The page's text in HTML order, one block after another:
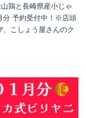
鶏と長崎県産小じゃ
分 予約受付中！※店頭
こしょう屋さんのク